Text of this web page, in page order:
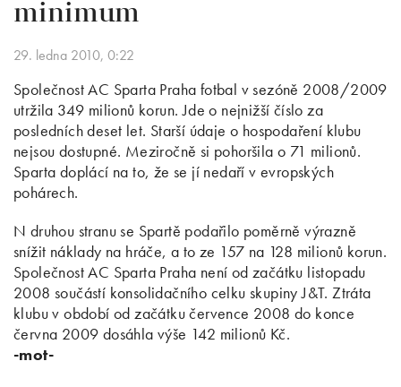
minimum
29. ledna 2010, 0:22
Společnost AC Sparta Praha fotbal v sezóně 2008/2009
utržila 349 milionů korun. Jde o nejnižší číslo za
posledních deset let. Starší údaje o hospodaření klubu
nejsou dostupné. Meziročně si pohoršila o 71 milionů.
Sparta doplácí na to, že se jí nedaří v evropských
pohárech.
N druhou stranu se Spartě podařilo poměrně výrazně
snížit náklady na hráče, a to ze 157 na 128 milionů korun.
Společnost AC Sparta Praha není od začátku listopadu
2008 součástí konsolidačního celku skupiny J&T. Ztráta
klubu v období od začátku července 2008 do konce
června 2009 dosáhla výše 142 milionů Kč.
-mot-